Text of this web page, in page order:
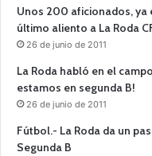
Unos 200 aficionados, ya
último aliento a La Roda
26 de junio de 2011
La Roda habló en el
estamos en segunda B!
26 de junio de 2011
Fútbol.- La Roda da un
Segunda B